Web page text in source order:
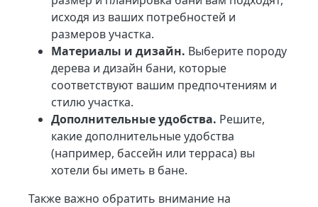
исходя из ваших потребностей и
размеров участка.
Материалы и дизайн. Выберите породу
дерева и дизайн бани, которые
соответствуют вашим предпочтениям и
стилю участка.
Дополнительные удобства. Решите,
какие дополнительные удобства
(например, бассейн или терраса) вы
хотели бы иметь в бане.
Также важно обратить внимание на